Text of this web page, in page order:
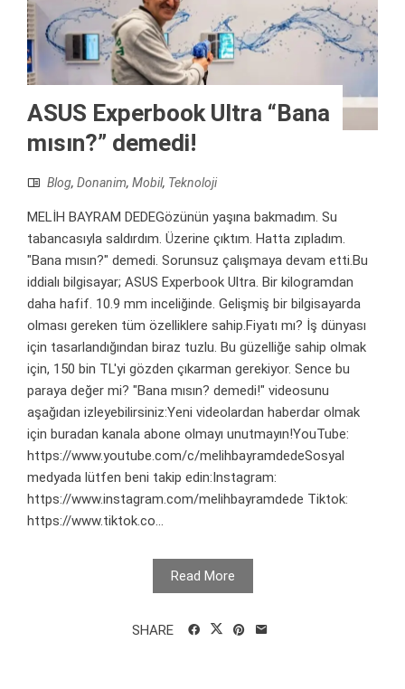
ASUS Experbook Ultra “Bana
mısın?” demedi!
Blog, Donanim, Mobil, Teknoloji
MELİH BAYRAM DEDEGözünün yaşına bakmadım. Su
tabancasıyla saldırdım. Üzerine çıktım. Hatta zıpladım.
"Bana mısın?" demedi. Sorunsuz çalışmaya devam etti.Bu
iddialı bilgisayar; ASUS Experbook Ultra. Bir kilogramdan
daha hafif. 10.9 mm inceliğinde. Gelişmiş bir bilgisayarda
olması gereken tüm özelliklere sahip.Fiyatı mı? İş dünyası
için tasarlandığından biraz tuzlu. Bu güzelliğe sahip olmak
için, 150 bin TL'yi gözden çıkarman gerekiyor. Sence bu
paraya değer mi? "Bana mısın? demedi!" videosunu
aşağıdan izleyebilirsiniz:Yeni videolardan haberdar olmak
için buradan kanala abone olmayı unutmayın!YouTube:
https://www.youtube.com/c/melihbayramdedeSosyal
medyada lütfen beni takip edin:Instagram:
https://www.instagram.com/melihbayramdede Tiktok:
https://www.tiktok.co...
Read More
SHARE